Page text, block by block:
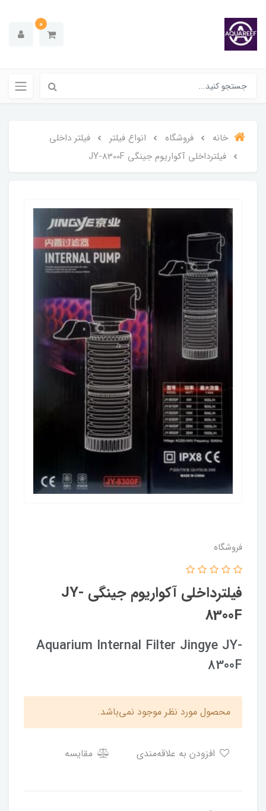
0
خانه فروشگاه انواع فیلتر
فیلتر داخلی
فیلترداخلی آکواریوم جینگی JY-8300F
فروشگاه
فیلترداخلی آکواریوم جینگی JY-
8300F
Aquarium Internal Filter Jingye JY-
8300F
محصول مورد نظر موجود نمی‌باشد.
مقایسه